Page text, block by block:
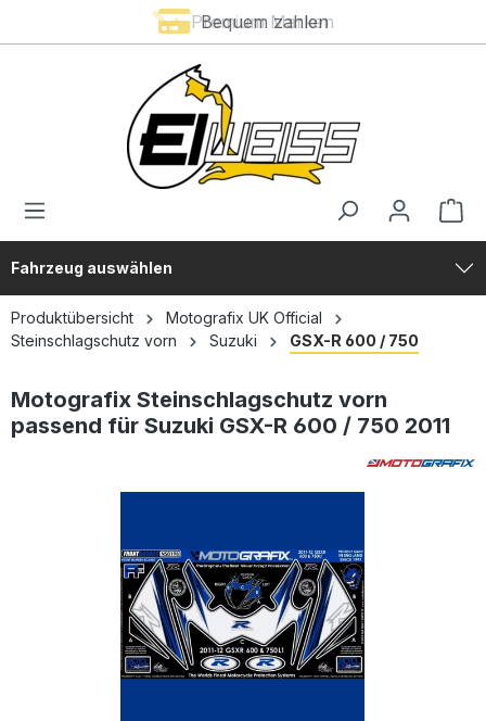
Premium Marken
Bequem zahlen
Fahrzeug auswählen
Produktübersicht
Motografix UK Official
Steinschlagschutz vorn
Suzuki GSX-R 600 / 750
Motografix Steinschlagschutz vorn
passend für Suzuki GSX-R 600 / 750 2011